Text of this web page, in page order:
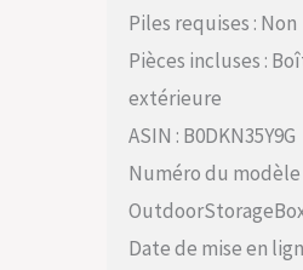
Piles requises : Non
Pièces incluses :
extérieure
ASIN : B0DKN35Y9G
Numéro du modèle
Date de mise en